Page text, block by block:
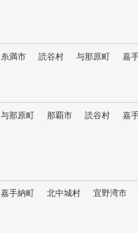
糸満市 読谷村 与那原町 嘉
与那原町 那覇市 読谷村 嘉
嘉手納町 北中城村 宜野湾市